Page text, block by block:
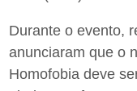
Durante o evento,
anunciaram que o
Homofobia deve